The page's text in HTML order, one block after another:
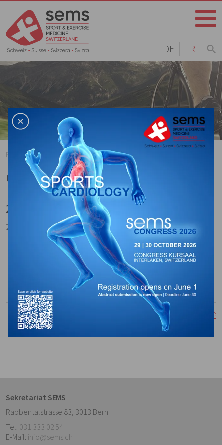
DE FR
Page d'accueil Agenda Archives
CAS Sporternährung - Modul 3
20.01.2022 – 22.01.2022 | Magglingen
21 crédits SEMS (module 1-7)
Download:Programme
Website
Ajouter dans votre calendrier:Fichier iCal
Retourner à la vue de liste
Sekretariat SEMS
Rabbentalstrasse 83, 3013 Bern
Tel. 031 333 02 54
E-Mail: info@sems.ch